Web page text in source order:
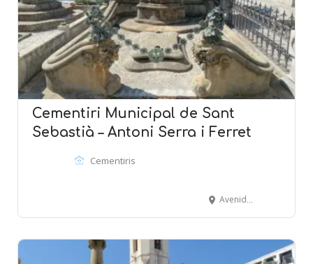
Cementiri Municipal de Sant
Sebastià – Antoni Serra i Ferret
Cementiris
Avenida Balmins - SITGES